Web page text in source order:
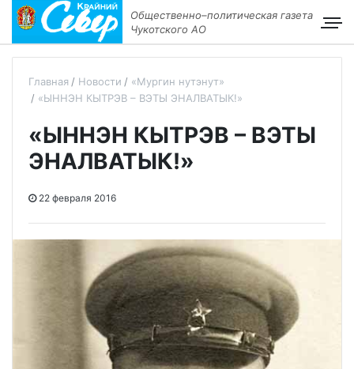
Общественно–политическая газета
Чукотского АО
Главная Новости
«Мургин нутэнут»
«ЫННЭН КЫТРЭВ – ВЭТЫ ЭНАЛВАТЫК!»
«ЫННЭН КЫТРЭВ – ВЭТЫ
ЭНАЛВАТЫК!»
22 февраля 2016